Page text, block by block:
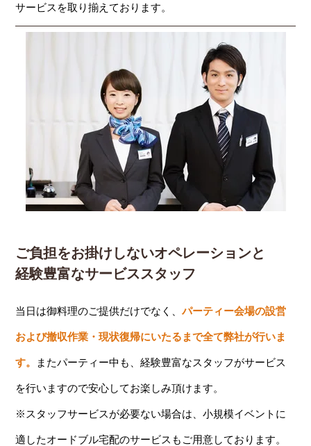
サービスを取り揃えております。
ご負担をお掛けしないオペレーションと
経験豊富なサービススタッフ
当日は御料理のご提供だけでなく、パーティー会場の設営
および撤収作業・現状復帰にいたるまで全て弊社が行いま
す。 またパーティー中も、経験豊富なスタッフがサービス
を行いますので安心してお楽しみ頂けます。
※スタッフサービスが必要ない場合は、小規模イベントに
適したオードブル宅配のサービスもご用意しております。